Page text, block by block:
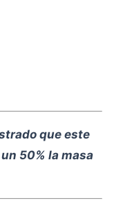
que este
50% la masa